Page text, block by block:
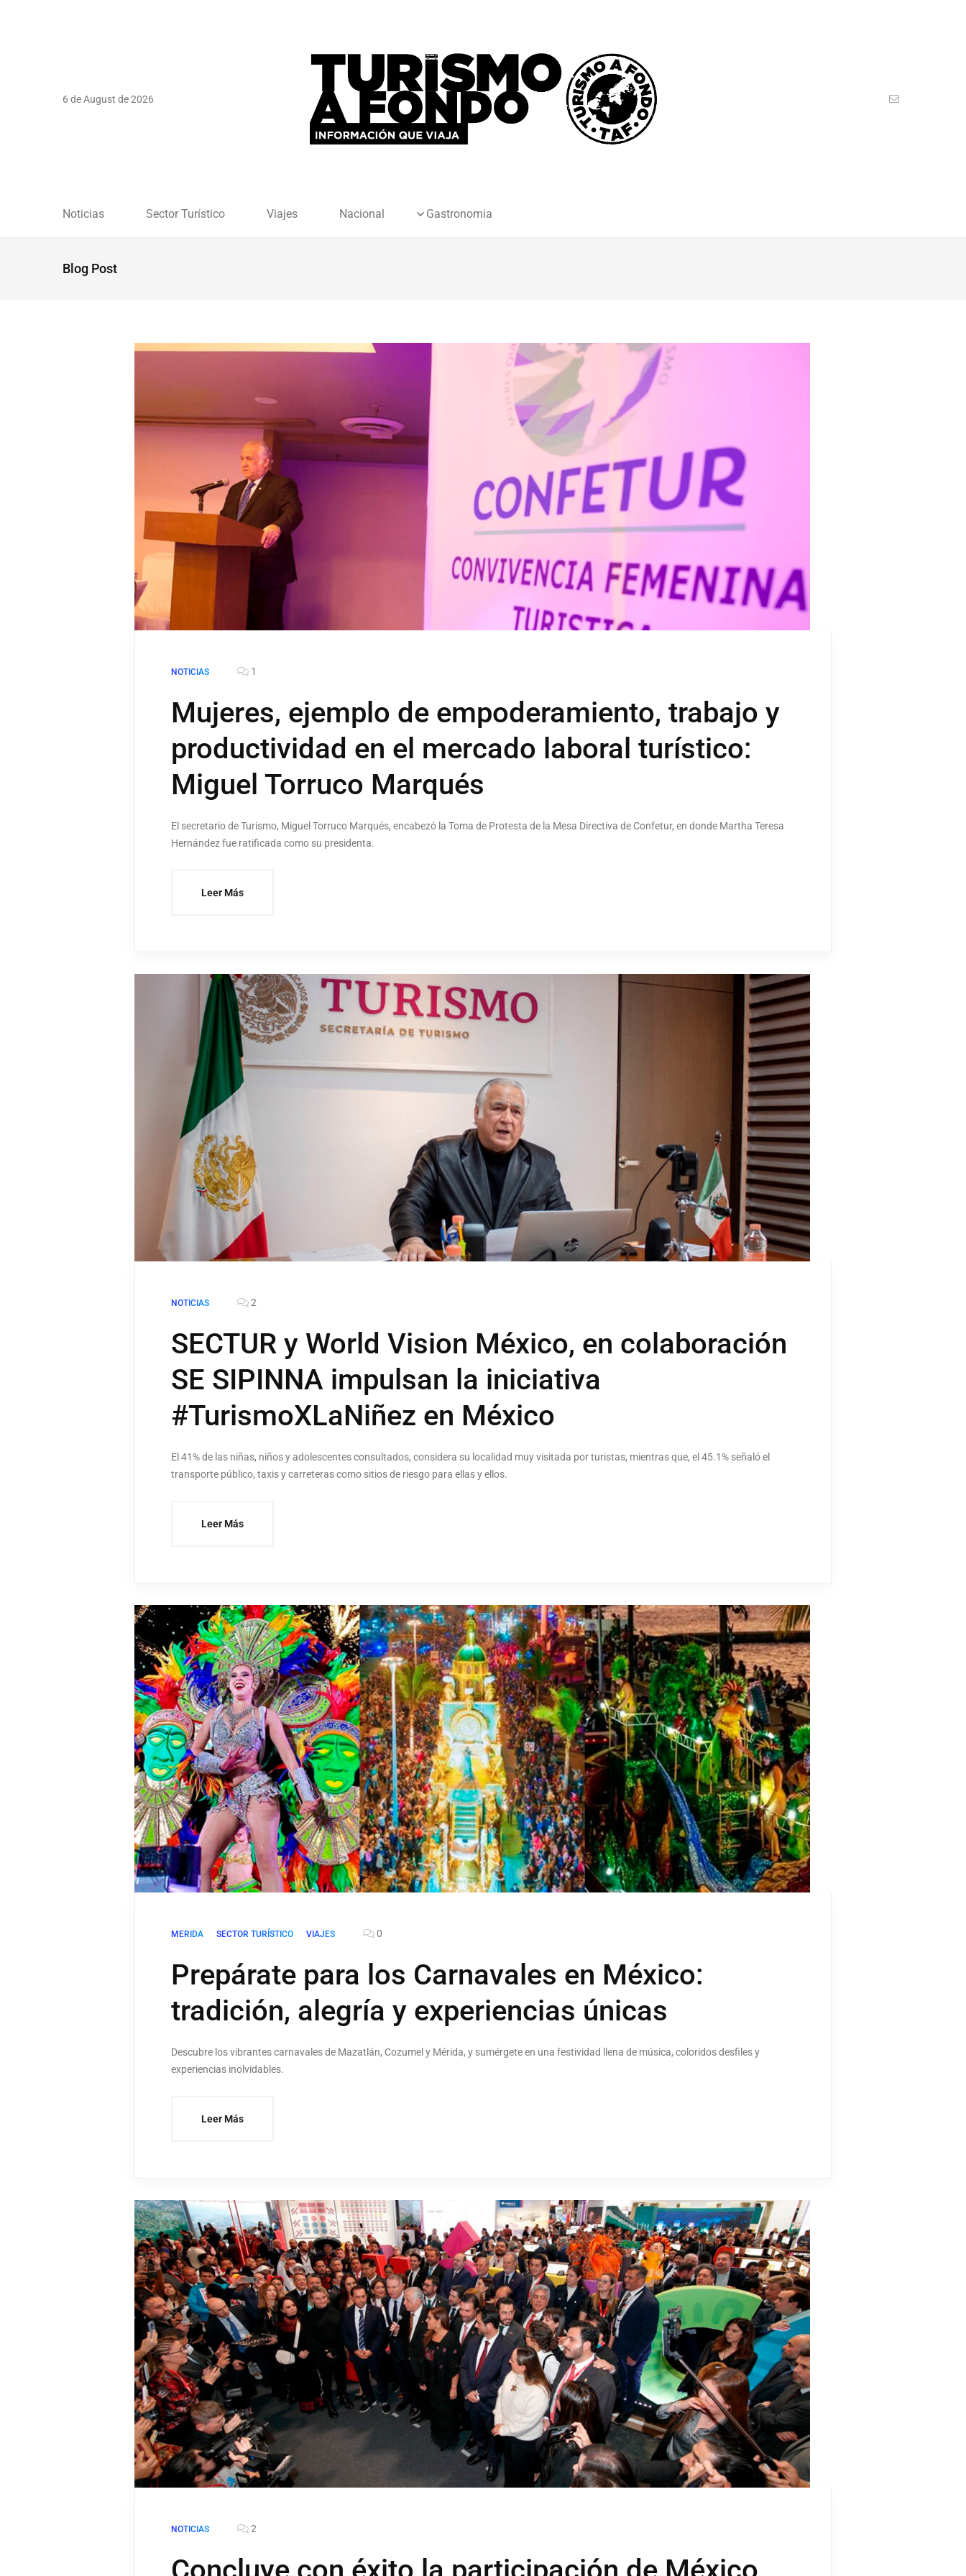
6 de August de 2026
Noticias Sector Turístico Viajes Nacional Gastronomia
Blog Post
NOTICIAS 1
Mujeres, ejemplo de empoderamiento, trabajo y
productividad en el mercado laboral turístico:
Miguel Torruco Marqués
El secretario de Turismo, Miguel Torruco Marqués, encabezó la Toma de Protesta de la Mesa Directiva de Confetur, en donde Martha Teresa
Hernández fue ratificada como su presidenta.
Leer Más
NOTICIAS 2
SECTUR y World Vision México, en colaboración
SE SIPINNA impulsan la iniciativa
#TurismoXLaNiñez en México
El 41% de las niñas, niños y adolescentes consultados, considera su localidad muy visitada por turistas, mientras que, el 45.1% señaló el
transporte público, taxis y carreteras como sitios de riesgo para ellas y ellos.
Leer Más
MERIDA SECTOR TURÍSTICO VIAJES 0
Prepárate para los Carnavales en México:
tradición, alegría y experiencias únicas
Descubre los vibrantes carnavales de Mazatlán, Cozumel y Mérida, y sumérgete en una festividad llena de música, coloridos desfiles y
experiencias inolvidables.
Leer Más
NOTICIAS 2